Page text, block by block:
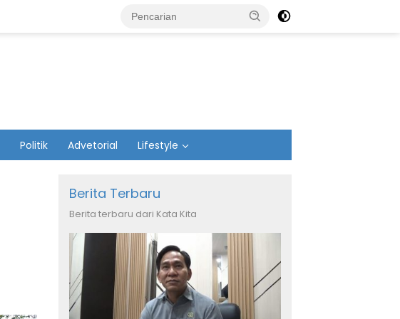
Politik Advetorial Lifestyle
Berita Terbaru
Berita terbaru dari Kata Kita